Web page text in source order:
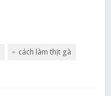
cách làm thịt gà